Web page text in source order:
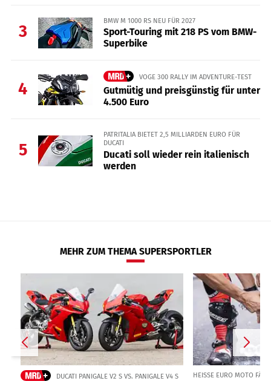
3
BMW M 1000 RS NEU FÜR 2027
Sport-Touring mit 218 PS vom BMW-
Superbike
4
VOGE 300 RALLY IM ADVENTURE-TEST
Gutmütig und preisgünstig für unter
4.500 Euro
5
PATRITALIA BIETET 2,5 MILLIARDEN EURO FÜR
DUCATI
Ducati soll wieder rein italienisch
werden
MEHR ZUM THEMA SUPERSPORTLER
DUCATI PANIGALE V2 S VS. PANIGALE V4 S
HEISSE EURO MOTO